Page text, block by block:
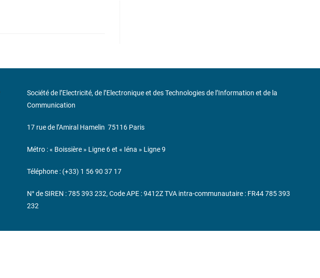
Société de l’Electricité, de l’Electronique et des Technologies de l’Information et de la
Communication
17 rue de l’Amiral Hamelin 75116 Paris
Métro : « Boissière » Ligne 6 et « Iéna » Ligne 9
Téléphone : (+33) 1 56 90 37 17
N° de SIREN : 785 393 232, Code APE : 9412Z TVA intra-communautaire : FR44 785 393
232